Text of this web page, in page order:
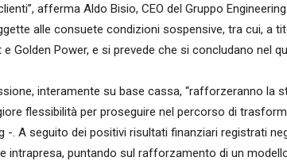
afferma Aldo Bisio, CEO del Gruppo Engineering.
alle consuete condizioni sospensive, tra cui, a
Golden Power, e si prevede che si concludano nel
interamente su base cassa, “rafforzeranno la
flessibilità per proseguire nel percorso di
-. A seguito dei positivi risultati finanziari registrati
intrapresa, puntando sul rafforzamento di un